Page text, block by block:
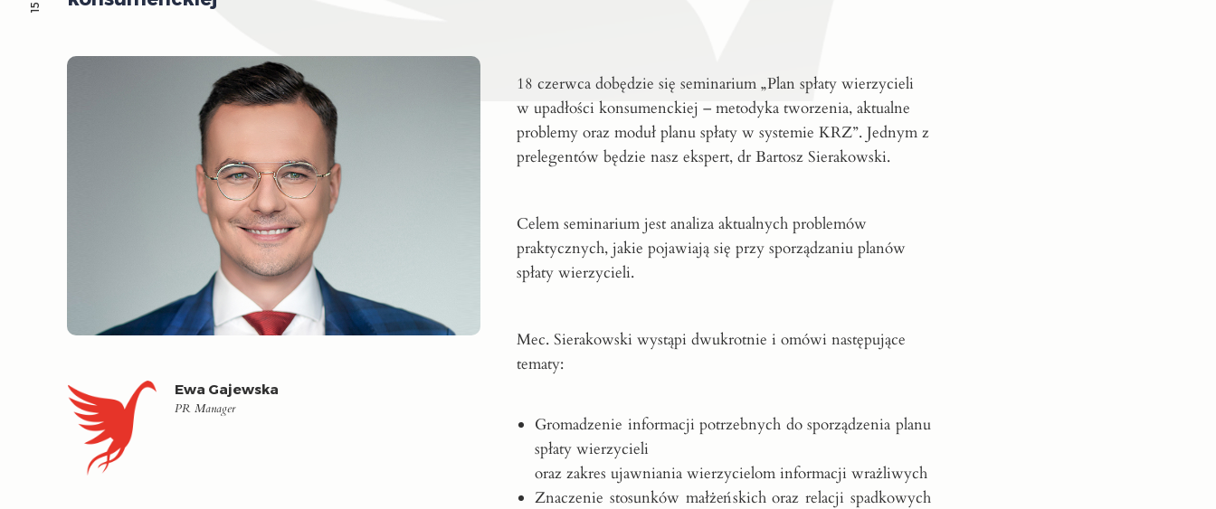
Ewa Gajewska
PR Manager
18 czerwca dobędzie się seminarium „Plan spłaty wierzycieli
w upadłości konsumenckiej – metodyka tworzenia, aktualne
problemy oraz moduł planu spłaty w systemie KRZ”. Jednym z
prelegentów będzie nasz ekspert, dr Bartosz Sierakowski.
Celem seminarium jest analiza aktualnych problemów
praktycznych, jakie pojawiają się przy sporządzaniu planów
spłaty wierzycieli.
Mec. Sierakowski wystąpi dwukrotnie i omówi następujące
tematy:
Gromadzenie informacji potrzebnych do sporządzenia planu
spłaty wierzycieli
oraz zakres ujawniania wierzycielom informacji wrażliwych
Znaczenie stosunków małżeńskich oraz relacji spadkowych